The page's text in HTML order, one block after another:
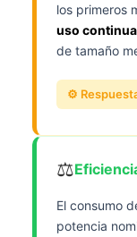
los primeros
uso
de tamaño
⚙️
⚖️
El consumo
potencia